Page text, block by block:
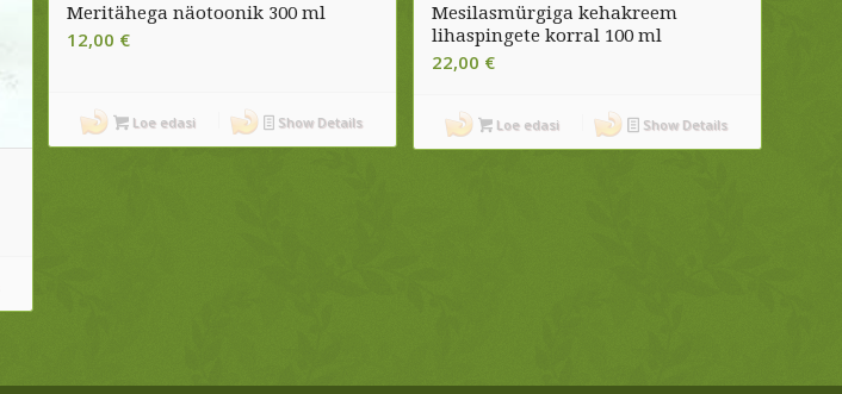
Meritähega näotoonik 300 ml
12,00 €
Loe edasi Show Details
Mesilasmürgiga kehakreem
lihaspingete korral 100 ml
22,00 €
Loe edasi Show Details